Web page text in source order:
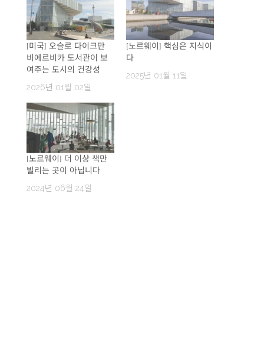
[미국] 오슬로 다이크만
비에르비카 도서관이 보
여주는 도시의 건강성
2026년 01월 02일
[노르웨이] 핵심은 지식이
다
2025년 01월 11일
[노르웨이] 더 이상 책만
빌리는 곳이 아닙니다
2024년 06월 24일